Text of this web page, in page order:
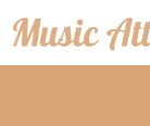
Vai
al